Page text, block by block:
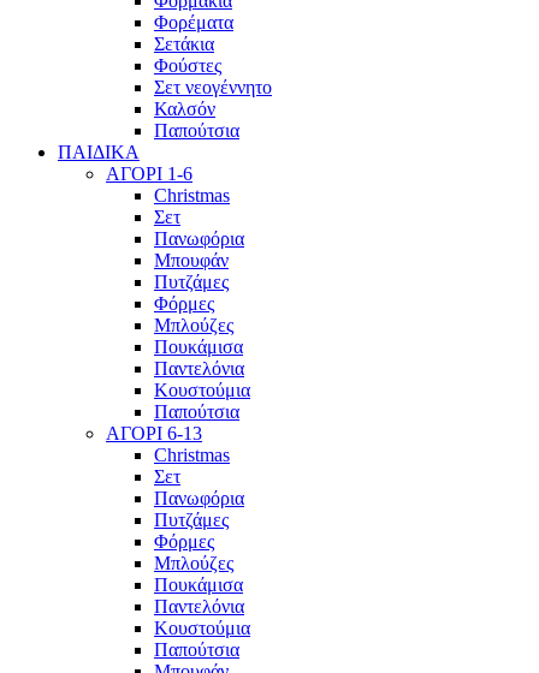
Φορέματα
Σετάκια
Φούστες
Σετ νεογέννητο
Καλσόν
Παπούτσια
ΠΑΙΔΙΚΑ
ΑΓΟΡΙ 1-6
Christmas
Σετ
Πανωφόρια
Μπουφάν
Πυτζάμες
Φόρμες
Μπλούζες
Πουκάμισα
Παντελόνια
Κουστούμια
Παπούτσια
ΑΓΟΡΙ 6-13
Christmas
Σετ
Πανωφόρια
Πυτζάμες
Φόρμες
Μπλούζες
Πουκάμισα
Παντελόνια
Κουστούμια
Παπούτσια